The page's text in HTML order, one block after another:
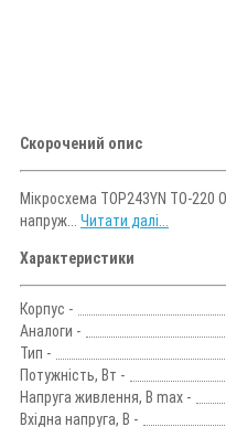
Скорочений опис
Мікросхема TOP243YN TO-
напруж... Читати далі...
Характеристики
Корпус -
Аналоги -
Тип -
Потужність, Вт -
Напруга живлення, В max -
Вхідна напруга, В -